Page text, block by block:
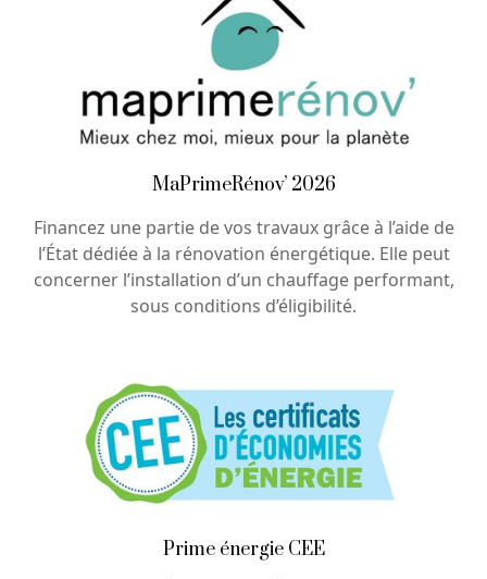
MaPrimeRénov’ 2026
Financez une partie de vos travaux grâce à l’aide de
l’État dédiée à la rénovation énergétique. Elle peut
concerner l’installation d’un chauffage performant,
sous conditions d’éligibilité.
Prime énergie CEE